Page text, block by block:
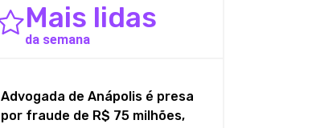
Mais lidas
da semana
Advogada de Anápolis é presa
por fraude de R$ 75 milhões,